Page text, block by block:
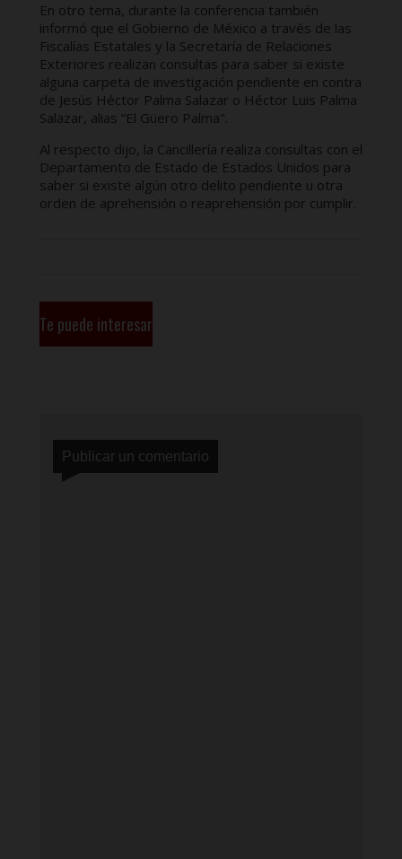
En otro tema, durante la conferencia también
informó que el Gobierno de México a través de las
Fiscalías Estatales y la Secretaría de Relaciones
Exteriores realizan consultas para saber si existe
alguna carpeta de investigación pendiente en contra
de Jesús Héctor Palma Salazar o Héctor Luis Palma
Salazar, alias “El Güero Palma".
Al respecto dijo, la Cancillería realiza consultas con el
Departamento de Estado de Estados Unidos para
saber si existe algún otro delito pendiente u otra
orden de aprehensión o reaprehensión por cumplir.
Te puede interesar
Publicar un comentario